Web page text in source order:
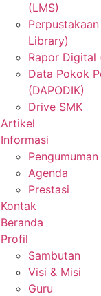
(LMS)
Library)
Rapor Digital
Data Pokok
(DAPODIK)
Drive SMK
Artikel
Informasi
Pengumuman
Agenda
Prestasi
Kontak
Beranda
Profil
Sambutan
Visi & Misi
Guru